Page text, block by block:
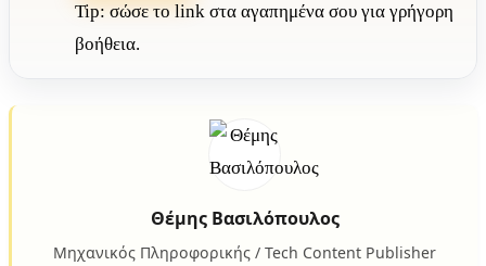
Tip: σώσε το link στα αγαπημένα σου για γρήγορη
βοήθεια.
Θέμης Βασιλόπουλος
Μηχανικός Πληροφορικής / Tech Content Publisher